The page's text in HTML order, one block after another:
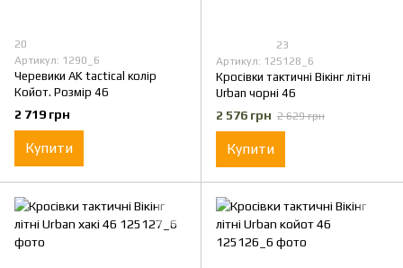
20
Артикул: 1290_6
Черевики AK tactical колір
Койот. Розмір 46
2 719 грн
Купити
23
Артикул: 125128_6
Кросівки тактичні Вікінг літні
Urban чорні 46
2 576 грн 2 629 грн
Купити